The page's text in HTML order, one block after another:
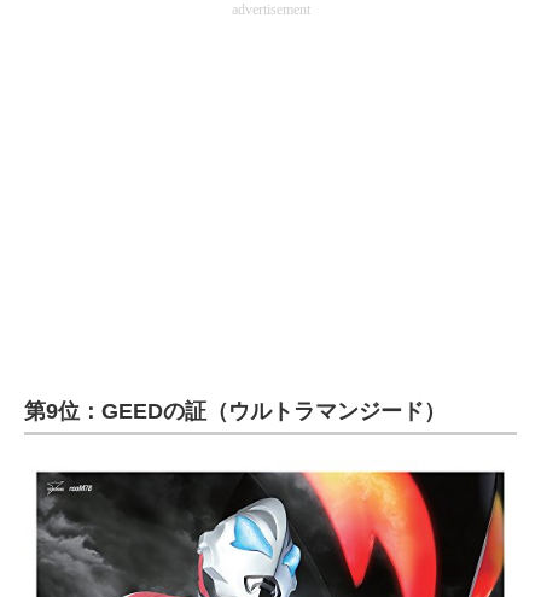
advertisement
第9位：GEEDの証（ウルトラマンジード）